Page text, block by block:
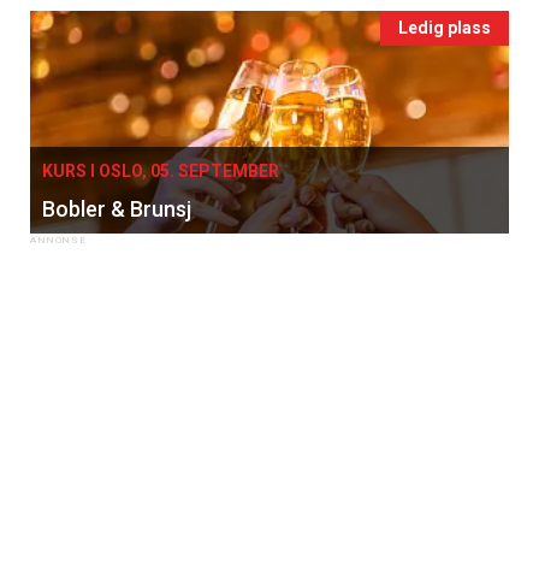
Ledig plass
KURS I OSLO, 05. SEPTEMBER
Bobler & Brunsj